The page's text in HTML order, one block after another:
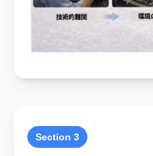
Section 3